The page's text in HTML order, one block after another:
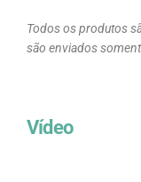
Todos os produtos
são enviados
Vídeo